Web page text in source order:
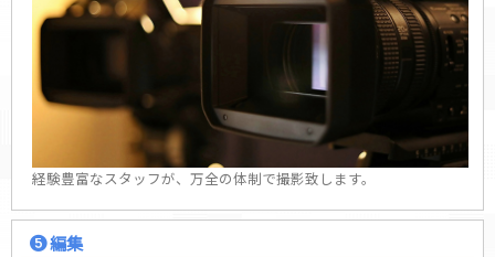
経験豊富なスタッフが、万全の体制で撮影致します。
編集